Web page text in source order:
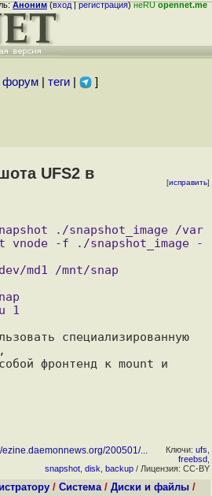
Аноним(вход|регистрация)неRUopennet.me
форум| теги| ]
UFS2 в
[исправить]
специализированную
ezine.daemonnews.org/200501/... Ключи: ufs
freebsd
snapshot disk backup / Лицензия: CC-BY
/ Система/ Диски и файлы /